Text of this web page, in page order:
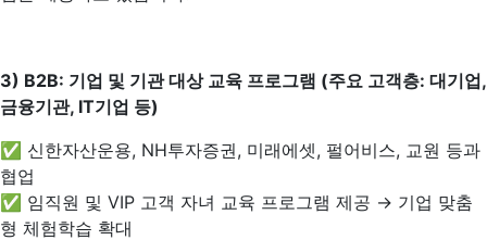
3) B2B: 기업 및 기관 대상 교육 프로그램 (주요 고객층: 대기업,
금융기관, IT기업 등)
✅ 신한자산운용, NH투자증권, 미래에셋, 펄어비스, 교원 등과
협업
✅ 임직원 및 VIP 고객 자녀 교육 프로그램 제공 → 기업 맞춤
형 체험학습 확대